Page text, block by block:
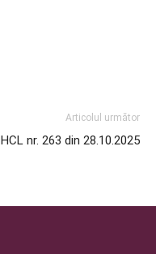
Articolul următor
HCL nr. 263 din 28.10.2025